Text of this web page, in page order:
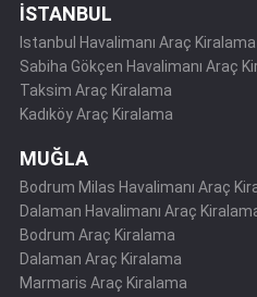
İSTANBUL
Istanbul Havalimanı Araç
Sabiha Gökçen Havalimanı Araç
Taksim Araç Kiralama
Kadıköy Araç Kiralama
MUĞLA
Bodrum Milas Havalimanı Araç
Dalaman Havalimanı Araç
Bodrum Araç Kiralama
Dalaman Araç Kiralama
Marmaris Araç Kiralama